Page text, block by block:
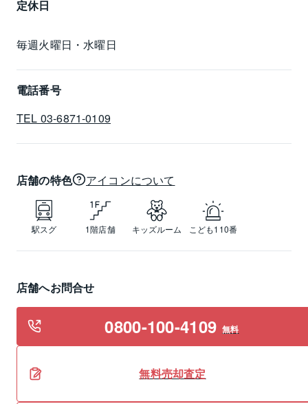
定休日
毎週火曜日・水曜日
電話番号
TEL 03-6871-0109
店舗の特色 アイコンについて
駅スグ 1階店舗 キッズルーム こども110番
店舗へお問合せ
0800-100-4109 無料
無料売却査定